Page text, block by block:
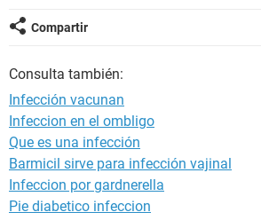
SEXUALIDAD
GLOSARIO
Compartir
Consulta también:
Infección vacunan
Infeccion en el ombligo
Que es una infección
Barmicil sirve para infección vajinal
Infeccion por gardnerella
Pie diabetico infeccion